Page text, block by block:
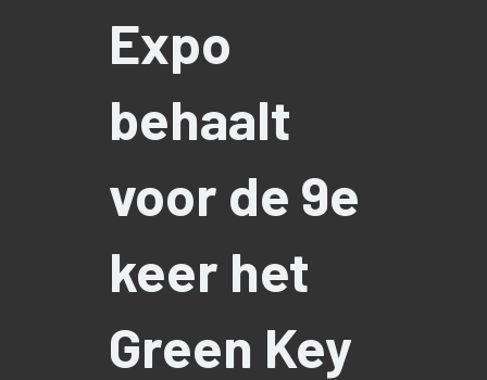
Expo
behaalt
voor de 9e
keer het
Green Key